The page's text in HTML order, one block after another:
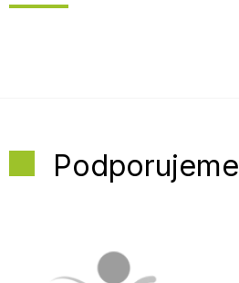
Podporujeme